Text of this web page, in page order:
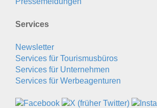
Services
Newsletter
Services für Tourismusbüros
Services für Unternehmen
Services für Werbeagenturen